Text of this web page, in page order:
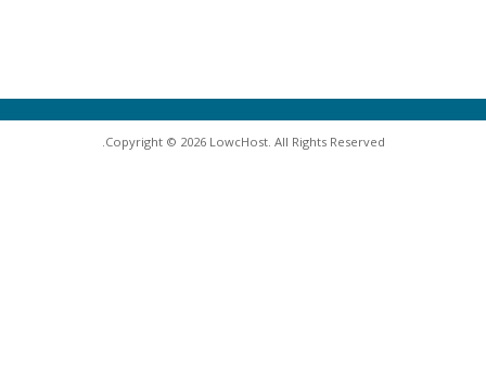
Copyright © 2026 LowcHost. All Rights Reserved.